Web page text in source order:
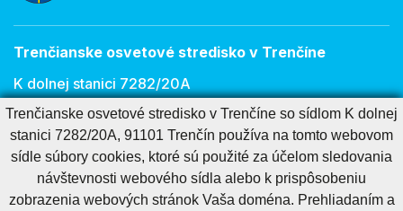
Trenčianske osvetové stredisko v Trenčíne
K dolnej stanici 7282/20A
911 01 Trenčín
E-mail:
osveta@tnos.sk
Cookies nastavenieCookies - viac informáciíVyhlásenie o prístupnosti
Trenčianske osvetové stredisko v Trenčíne so sídlom K dolnej
stanici 7282/20A, 91101 Trenčín používa na tomto webovom
sídle súbory cookies, ktoré sú použité za účelom sledovania
návštevnosti webového sídla alebo k prispôsobeniu
zobrazenia webových stránok Vaša doména. Prehliadaním a